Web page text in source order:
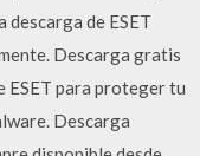
de ESET
Descarga gratis
ESET para proteger tu
Descarga